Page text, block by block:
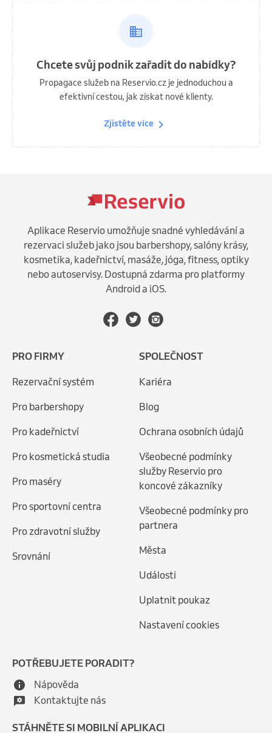
Chcete svůj podnik zařadit do nabídky?
Propagace služeb na Reservio.cz je jednoduchou a
efektivní cestou, jak získat nové klienty.
Zjistěte více
Aplikace Reservio umožňuje snadné vyhledávání a
rezervaci služeb jako jsou barbershopy, salóny krásy,
kosmetika, kadeřnictví, masáže, jóga, fitness, optiky
nebo autoservisy. Dostupná zdarma pro platformy
Android a iOS.
PRO FIRMY
Rezervační systém
Pro barbershopy
Pro kadeřnictví
Pro kosmetická studia
Pro maséry
Pro sportovní centra
Pro zdravotní služby
Srovnání
SPOLEČNOST
Kariéra
Blog
Ochrana osobních údajů
Všeobecné podmínky
služby Reservio pro
koncové zákazníky
Všeobecné podmínky pro
partnera
Města
Události
Uplatnit poukaz
Nastavení cookies
POTŘEBUJETE PORADIT?
Nápověda
Kontaktujte nás
STÁHNĚTE SI MOBILNÍ APLIKACI